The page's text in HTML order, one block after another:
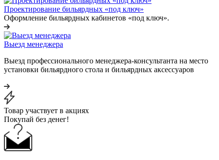
Проектирование бильярдных «под ключ»
Оформление бильярдных кабинетов «под ключ».
Выезд менеджера
Выезд профессионального менеджера-консультанта на место
установки бильярдного стола и бильярдных аксессуаров
Товар участвует в акциях
Покупай без денег!